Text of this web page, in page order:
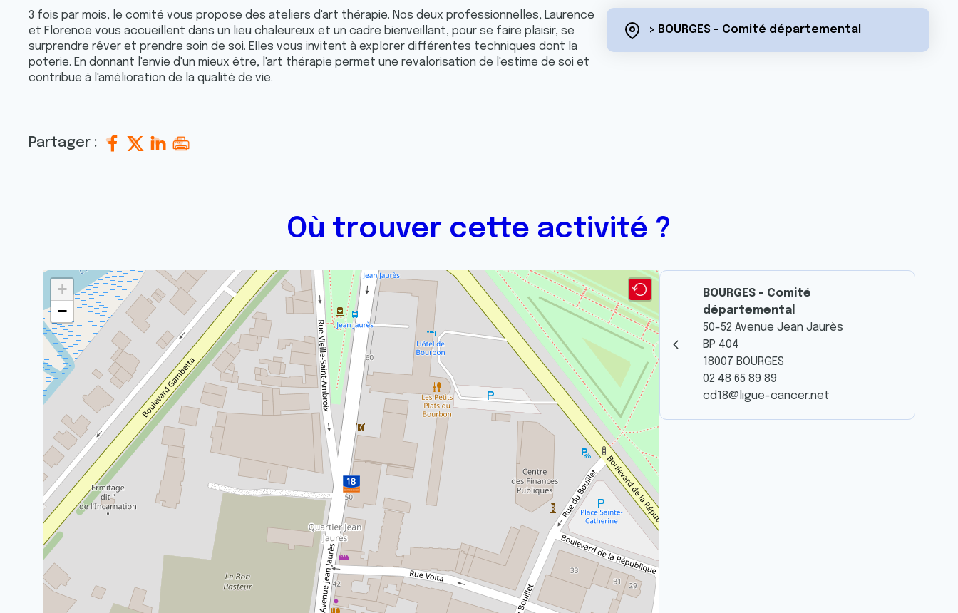
3 fois par mois, le comité vous propose des ateliers d'art thérapie. Nos deux professionnelles, Laurence
et Florence vous accueillent dans un lieu chaleureux et un cadre bienveillant, pour se faire plaisir, se
surprendre rêver et prendre soin de soi. Elles vous invitent à explorer différentes techniques dont la
poterie. En donnant l'envie d'un mieux être, l'art thérapie permet une revalorisation de l'estime de soi et
contribue à l'amélioration de la qualité de vie.
> BOURGES - Comité départemental
Partager :
Où trouver cette activité ?
+
−
BOURGES - Comité
départemental
50-52 Avenue Jean Jaurès
BP 404
18007 BOURGES
02 48 65 89 89
cd18@ligue-cancer.net